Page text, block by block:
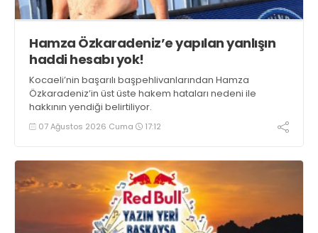
Hamza Özkaradeniz’e yapılan yanlışın
haddi hesabı yok!
Kocaeli’nin başarılı başpehlivanlarından Hamza
Özkaradeniz’in üst üste hakem hataları nedeni ile
hakkının yendiği belirtiliyor.
07 Ağustos 2026 Cuma 17:12